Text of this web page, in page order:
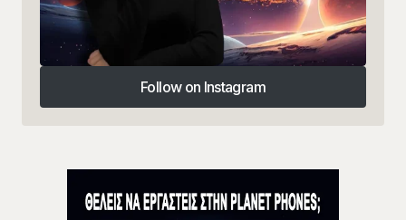
Follow on Instagram
Follow on Instagram